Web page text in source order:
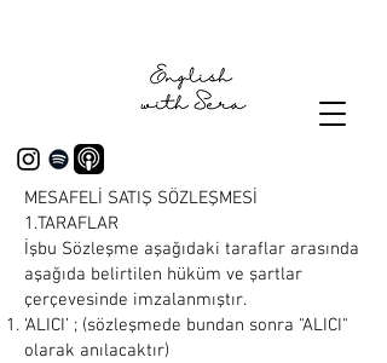
MESAFELİ SATIŞ SÖZLEŞMESİ
1.TARAFLAR
İşbu Sözleşme aşağıdaki taraflar arasında
aşağıda belirtilen hüküm ve şartlar
çerçevesinde imzalanmıştır.
‘ALICI’ ; (sözleşmede bundan sonra "ALICI"
olarak anılacaktır)